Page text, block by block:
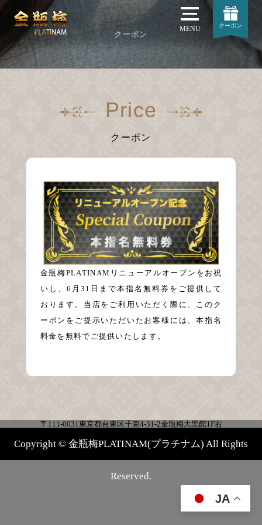
MENU クーポン
クーポン
Price
クーポン
金瓶梅PLATINAMリニューアルオープンをお祝
いし、6月31日まで本指名無料券をご提供して
おります。当店をご利用いただく際に、このク
ーポンをご提示いただいたお客様には、本指名
料金を無料でご提供いたします。
〒111-0031東京都台東区千束4-31-2金瓶梅大黒館1F右
Copyright © 金瓶梅PLATINAM(プラチナム) All Rights
Reserved.
JA